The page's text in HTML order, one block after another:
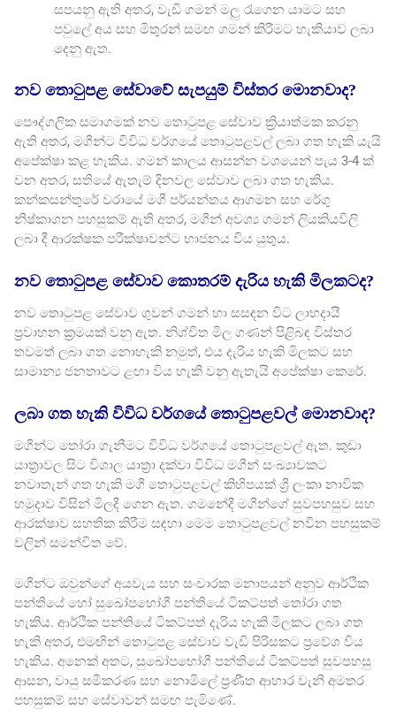
සපයනු ඇති අතර, වැඩි ගමන් මලු රැගෙන යාමට සහ
පවුලේ අය සහ මිතුරන් සමඟ ගමන් කිරීමට හැකියාව ලබා
දෙනු ඇත.
නව තොටුපළ සේවාවේ සැපයුම් විස්තර මොනවාද?
පෞද්ගලික සමාගමක් නව තොටුපළ සේවාව ක්‍රියාත්මක කරනු
ඇති අතර, මගීන්ට විවිධ වර්ගයේ තොටුපළවල් ලබා ගත හැකි යැයි
අපේක්ෂා කළ හැකිය. ගමන් කාලය ආසන්න වශයෙන් පැය 3-4 ක්
වන අතර, සතියේ ඇතැම් දිනවල සේවාව ලබා ගත හැකිය.
කන්කසන්තුරේ වරායේ මගී පර්යන්තය ආගමන සහ රේගු
නිෂ්කාශන පහසුකම් ඇති අතර, මගීන් අවශ්‍ය ගමන් ලියකියවිලි
ලබා දී ආරක්ෂක පරීක්ෂාවන්ට භාජනය විය යුතුය.
නව තොටුපළ සේවාව කොතරම් දැරිය හැකි මිලකටද?
නව තොටුපළ සේවාව ගුවන් ගමන් හා සසඳන විට ලාභදායී
ප්‍රවාහන ක්‍රමයක් වනු ඇත. නිශ්චිත මිල ගණන් පිළිබඳ විස්තර
තවමත් ලබා ගත නොහැකි නමුත්, එය දැරිය හැකි මිලකට සහ
සාමාන්‍ය ජනතාවට ළඟා විය හැකි වනු ඇතැයි අපේක්ෂා කෙරේ.
ලබා ගත හැකි විවිධ වර්ගයේ තොටුපළවල් මොනවාද?
මගීන්ට තෝරා ගැනීමට විවිධ වර්ගයේ තොටුපළවල් ඇත. කුඩා
යාත්‍රාවල සිට විශාල යාත්‍රා දක්වා විවිධ මගීන් සංඛ්‍යාවකට
නවාතැන් ගත හැකි මගී තොටුපළවල් කිහිපයක් ශ්‍රී ලංකා නාවික
හමුදාව විසින් මිලදී ගෙන ඇත. ගමනේදී මගීන්ගේ සුවපහසුව සහ
ආරක්ෂාව සහතික කිරීම සඳහා මෙම තොටුපළවල් නවීන පහසුකම්
වලින් සමන්විත වේ.
මගීන්ට ඔවුන්ගේ අයවැය සහ සංචාරක මනාපයන් අනුව ආර්ථික
පන්තියේ හෝ සුඛෝපභෝගී පන්තියේ ටිකට්පත් තෝරා ගත
හැකිය. ආර්ථික පන්තියේ ටිකට්පත් දැරිය හැකි මිලකට ලබා ගත
හැකි අතර, එමඟින් තොටුපළ සේවාව වැඩි පිරිසකට ප්‍රවේශ විය
හැකිය. අනෙක් අතට, සුඛෝපභෝගී පන්තියේ ටිකට්පත් සුවපහසු
ආසන, වායු සමීකරණ සහ නොමිලේ ප්‍රණීත ආහාර වැනි අමතර
පහසුකම් සහ සේවාවන් සමඟ පැමිණේ.